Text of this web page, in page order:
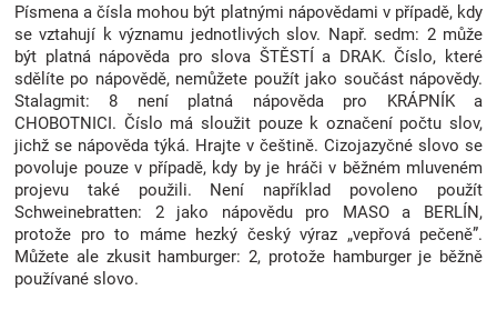
Písmena a čísla mohou být platnými nápovědami v případě, kdy
se vztahují k významu jednotlivých slov. Např. sedm: 2 může
být platná nápověda pro slova ŠTĚSTÍ a DRAK. Číslo, které
sdělíte po nápovědě, nemůžete použít jako součást nápovědy.
Stalagmit: 8 není platná nápověda pro KRÁPNÍK a
CHOBOTNICI. Číslo má sloužit pouze k označení počtu slov,
jichž se nápověda týká. Hrajte v češtině. Cizojazyčné slovo se
povoluje pouze v případě, kdy by je hráči v běžném mluveném
projevu také použili. Není například povoleno použít
Schweinebratten: 2 jako nápovědu pro MASO a BERLÍN,
protože pro to máme hezký český výraz „vepřová pečeně”.
Můžete ale zkusit hamburger: 2, protože hamburger je běžně
používané slovo.